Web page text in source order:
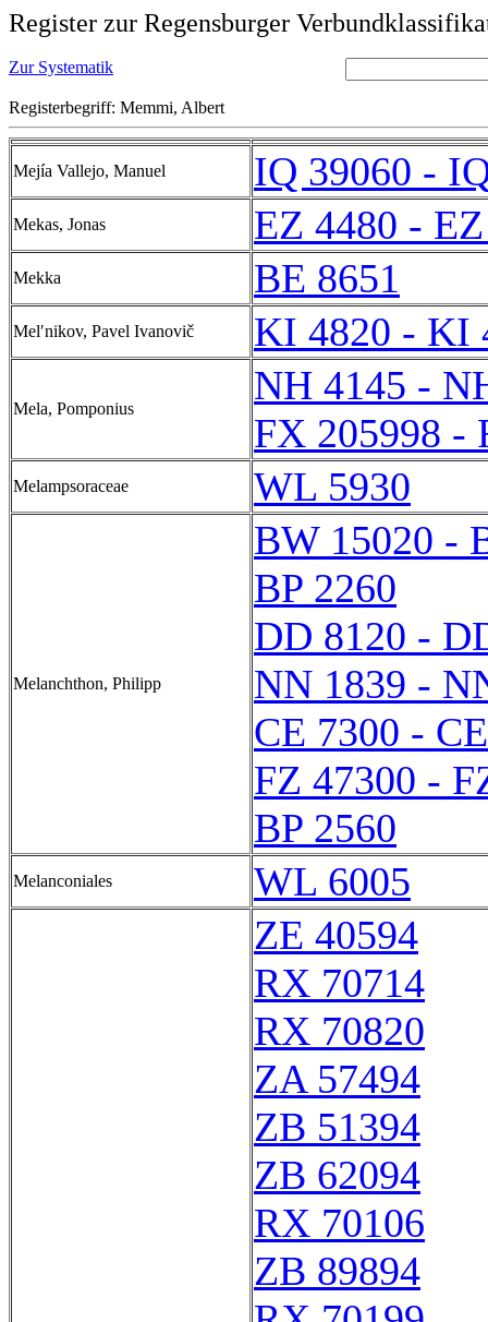
Register zur Regensburger
Zur Systematik
Registerbegriff: Memmi, Albert
Mejía Vallejo, Manuel IQ 39060 -
Mekas, Jonas EZ 4480 -
Mekka BE 8651
Melʹnikov, Pavel Ivanovič KI 4820 - KI
Mela, Pomponius
NH 4145 -
FX 205998 -
Melampsoraceae WL 5930
Melanchthon, Philipp
BW 15020 -
BP 2260
DD 8120 -
NN 1839 -
CE 7300 -
FZ 47300 -
BP 2560
Melanconiales
WL 6005
ZE 40594
RX 70714
RX 70820
ZA 57494
ZB 51394
ZB 62094
RX 70106
ZB 89894